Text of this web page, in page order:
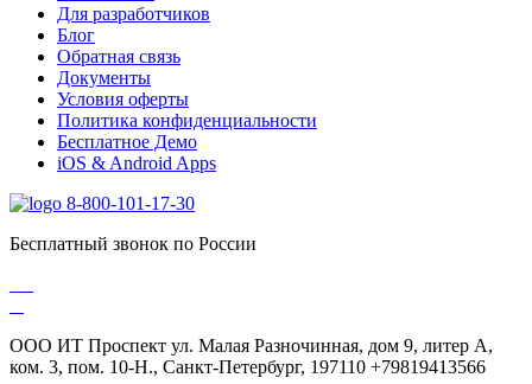
Для разработчиков
Блог
Обратная связь
Документы
Условия оферты
Политика конфиденциальности
Бесплатное Демо
iOS & Android Apps
8-800-101-17-30
Бесплатный звонок по России
ООО ИТ Проспект ул. Малая Разночинная, дом 9, литер А,
ком. 3, пом. 10-Н., Санкт-Петербург, 197110 +79819413566